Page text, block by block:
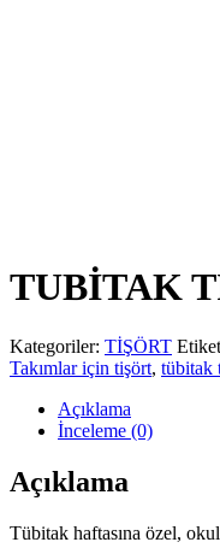
TUBİTAK
Kategoriler: TİŞÖRT
Takımlar için tişört, tübitak
Açıklama
İnceleme (0)
Açıklama
Tübitak haftasına özel,